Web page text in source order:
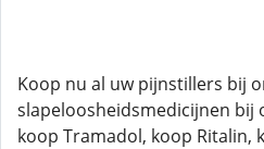
Koop nu al uw pijnstillers bij
slapeloosheidsmedicijnen bij
koop Tramadol, koop Ritalin,